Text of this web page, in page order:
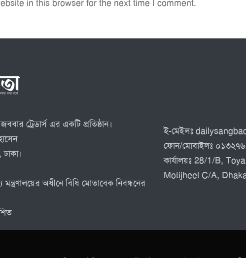
in this browser for the next time I comment.
ট্রেডার্স এর একটি প্রতিষ্ঠান।
অধীনে বিধি মোতাবেক নিবন্ধনের
ই-মেইলঃ
ফোন/মোবাইলঃ
কার্যালয়ঃ 28/1/B,
Motijheel C/A,